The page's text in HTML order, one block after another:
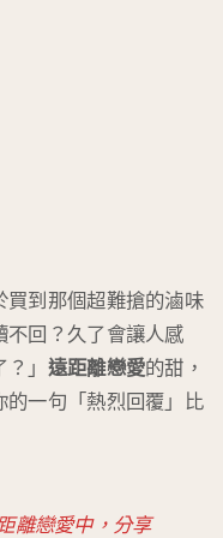
買到那個超難搶的滷味
不回？久了會讓人感
」 遠距離戀愛的甜，
的一句「熱烈回覆」比
離戀愛中，分享